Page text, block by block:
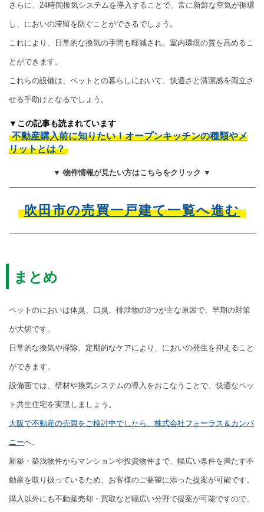
さらに、24時間換気システムを導入することで、常に新鮮な空気が循環
し、においの滞留を防ぐことができるでしょう。
これにより、日常的な換気の手間も軽減され、室内環境の質を高めるこ
とができます。
これらの設備は、ペットとの暮らしにおいて、快適さと清潔感を両立さ
せる手助けとなるでしょう。
▼この記事も読まれています
不動産購入前に知りたい！オープンキッチンの種類やメ
リットとは？
▼ 物件情報が見たい方はこちらをクリック ▼
吹田市の売買一戸建て一覧へ進む
まとめ
ペットのにおいは体臭、口臭、排泄物の3つが主な原因で、早期の対策
が大切です。
日常的な換気や掃除、定期的なケアにより、においの発生を抑えること
ができます。
設備面では、壁材や換気システムの導入をおこなうことで、快適なペッ
ト共生住宅を実現しましょう。
大阪で不動産の売買をご検討中でしたら、株式会社フォーラス＆カンパ
ニーへ。
新築・築浅物件からマンションや投資物件まで、幅広い条件を満たす不
動産を取り扱っているため、お客様のご要望に添った提案が可能です。
購入以外にも不動産売却・買取など幅広い分野で提案が可能ですので、